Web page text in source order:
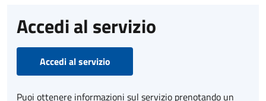
Accedi al servizio
Accedi al servizio
Puoi ottenere informazioni sul servizio prenotando un